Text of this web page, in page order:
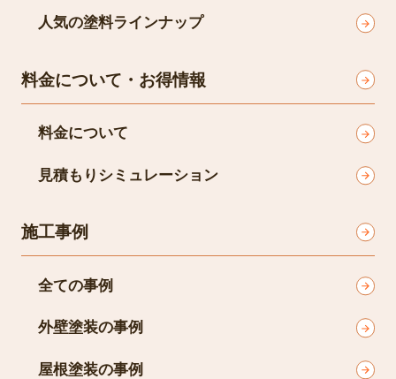
人気の塗料ラインナップ
料金について・お得情報
料金について
見積もりシミュレーション
施工事例
全ての事例
外壁塗装の事例
屋根塗装の事例